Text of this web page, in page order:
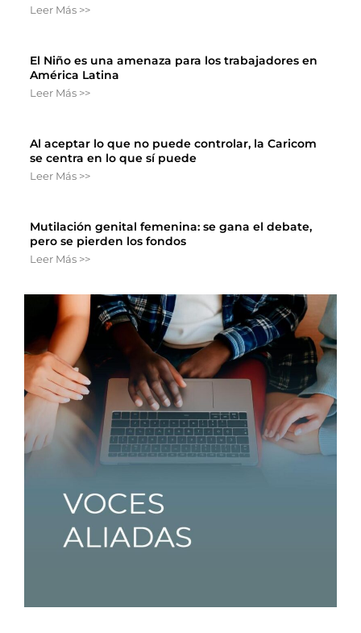
Leer Más >>
El Niño es una amenaza para los trabajadores en
América Latina
Leer Más >>
Al aceptar lo que no puede controlar, la Caricom
se centra en lo que sí puede
Leer Más >>
Mutilación genital femenina: se gana el debate,
pero se pierden los fondos
Leer Más >>